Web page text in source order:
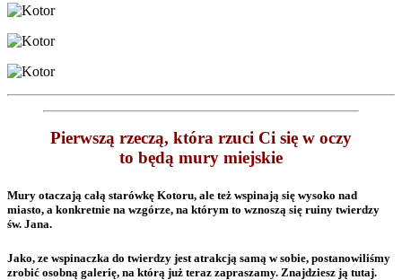
Pierwszą rzeczą, która rzuci Ci się w oczy
to będą mury miejskie
Mury otaczają całą starówkę Kotoru, ale też wspinają się wysoko nad
miasto, a konkretnie na wzgórze, na którym to wznoszą się ruiny twierdzy
św. Jana.
Jako, ze wspinaczka do twierdzy jest atrakcją samą w sobie, postanowiliśmy
zrobić osobną galerię, na którą już teraz zapraszamy. Znajdziesz ją tutaj.